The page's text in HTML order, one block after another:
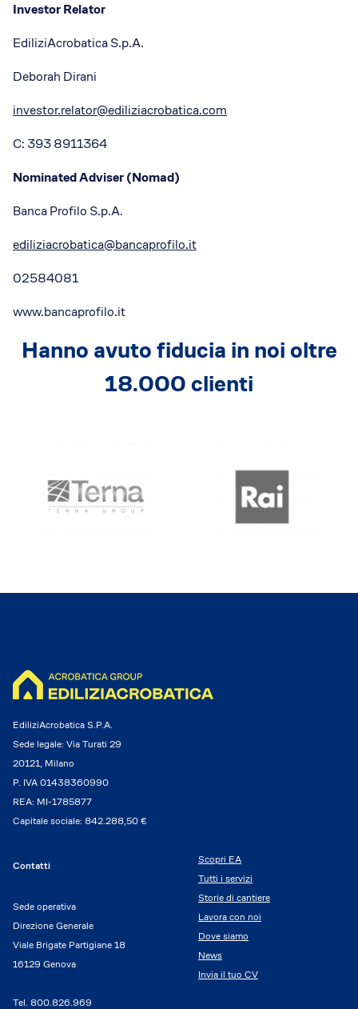
Investor Relator
EdiliziAcrobatica S.p.A.
Deborah Dirani
investor.relator@ediliziacrobatica.com
C: 393 8911364
Nominated Adviser (Nomad)
Banca Profilo S.p.A.
ediliziacrobatica@bancaprofilo.it
02584081
www.bancaprofilo.it
Hanno avuto fiducia in noi oltre
18.000 clienti
EdiliziAcrobatica S.P.A.
Sede legale: Via Turati 29
20121, Milano
P. IVA 01438360990
REA: MI-1785877
Capitale sociale: 842.288,50 €
Contatti
Sede operativa
Direzione Generale
Viale Brigate Partigiane 18
16129 Genova
Tel. 800.826.969
Scopri EA
Tutti i servizi
Storie di cantiere
Lavora con noi
Dove siamo
News
Invia il tuo CV